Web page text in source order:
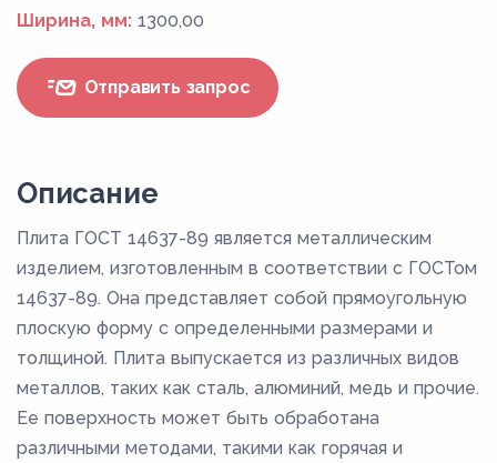
Ширина, мм: 1300,00
Отправить запрос
Описание
Плита ГОСТ 14637-89 является металлическим
изделием, изготовленным в соответствии с ГОСТом
14637-89. Она представляет собой прямоугольную
плоскую форму с определенными размерами и
толщиной. Плита выпускается из различных видов
металлов, таких как сталь, алюминий, медь и прочие.
Ее поверхность может быть обработана
различными методами, такими как горячая и